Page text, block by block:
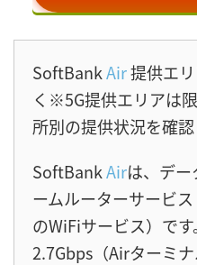
SoftBankAir提供エ
く※5G提供エリアは
所別の提供状況を確認
SoftBankAirは、デ
ームルーターサービ
のWiFiサービス）で
2.7Gbps（Airターミ